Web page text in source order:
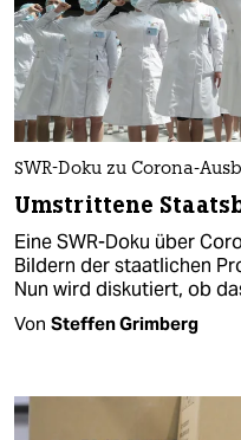
SWR-Doku zu Corona-
Umstrittene
Eine SWR-Doku über
Bildern der staatlichen
Nun wird diskutiert, ob
Von Steffen Grimberg